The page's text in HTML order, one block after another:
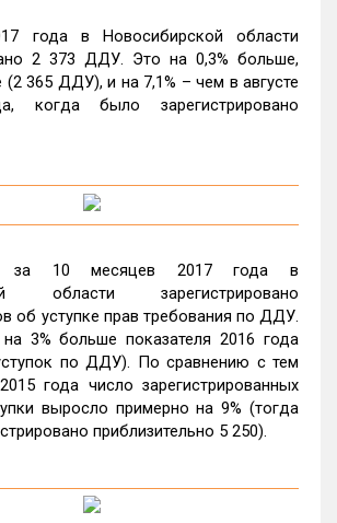
года в Новосибирской области
2 373 ДДУ. Это на 0,3% больше,
(2 365 ДДУ), и на 7,1% – чем в августе
когда было зарегистрировано
за 10 месяцев 2017 года в
области зарегистрировано
об уступке прав требования по ДДУ.
3% больше показателя 2016 года
по ДДУ). По сравнению с тем
года число зарегистрированных
выросло примерно на 9% (тогда
приблизительно 5 250).